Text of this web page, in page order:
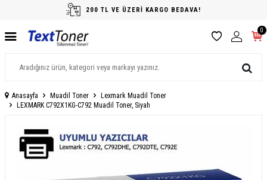
200 TL VE ÜZERİ KARGO BEDAVA!
0
Anasayfa Muadil Toner
Lexmark Muadil Toner
LEXMARK C792X1KG-C792 Muadil Toner, Siyah